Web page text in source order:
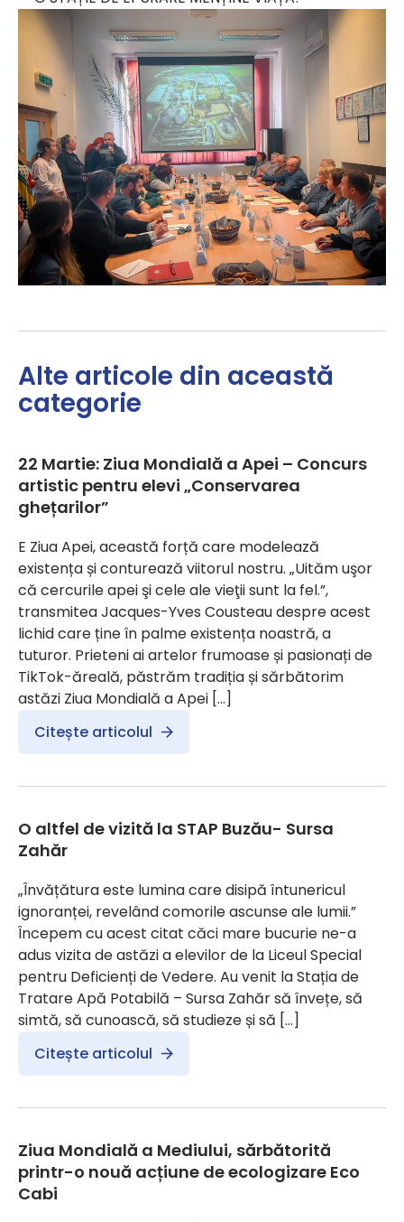
Alte articole din această
categorie
22 Martie: Ziua Mondială a Apei – Concurs
artistic pentru elevi „Conservarea
ghețarilor”
E Ziua Apei, această forță care modelează
existența și conturează viitorul nostru. „Uităm uşor
că cercurile apei şi cele ale vieţii sunt la fel.”,
transmitea Jacques-Yves Cousteau despre acest
lichid care ține în palme existența noastră, a
tuturor. Prieteni ai artelor frumoase și pasionați de
TikTok-ăreală, păstrăm tradiția și sărbătorim
astăzi Ziua Mondială a Apei […]
Citește articolul
O altfel de vizită la STAP Buzău- Sursa
Zahăr
„Învățătura este lumina care disipă întunericul
ignoranței, revelând comorile ascunse ale lumii.”
Începem cu acest citat căci mare bucurie ne-a
adus vizita de astăzi a elevilor de la Liceul Special
pentru Deficienți de Vedere. Au venit la Stația de
Tratare Apă Potabilă – Sursa Zahăr să învețe, să
simtă, să cunoască, să studieze și să […]
Citește articolul
Ziua Mondială a Mediului, sărbătorită
printr-o nouă acțiune de ecologizare Eco
Cabi